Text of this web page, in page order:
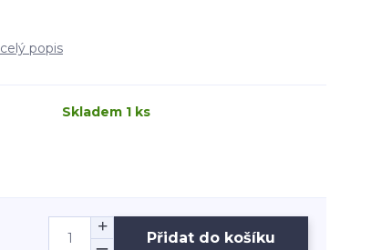
celý popis
Skladem 1 ks
Přidat do košíku